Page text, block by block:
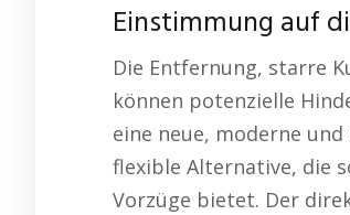
Einstimmung auf
Die Entfernung, starre
können potenzielle
eine neue, moderne
flexible Alternative, die
Vorzüge bietet. Der